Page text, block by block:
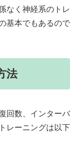
なく神経系のトレ
基本でもあるので
法
回数、インターバ
レーニングは以下